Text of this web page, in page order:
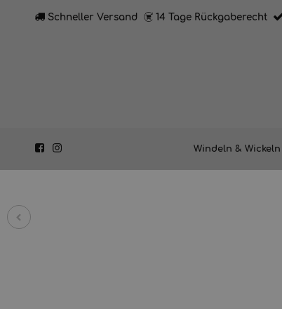
Schneller Versand 14 Tage Rückgaberecht
Windeln & Wickeln